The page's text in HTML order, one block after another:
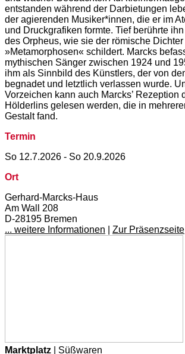
entstanden während der Darbietungen
der agierenden Musiker*innen, die er im
und Druckgrafiken formte. Tief berührte
des Orpheus, wie sie der römische
»Metamorphosen« schildert. Marcks
mythischen Sänger zwischen 1924 und
ihm als Sinnbild des Künstlers, der von
begnadet und letztlich verlassen wurde.
Vorzeichen kann auch Marcks’ Rezeption
Hölderlins gelesen werden, die in
Gestalt fand.
Termin
So 12.7.2026 - So 20.9.2026
Ort
Gerhard-Marcks-Haus
Am Wall 208
D-28195 Bremen
... weitere Informationen
Zur Präsenzseite
Marktplatz | Süßwaren